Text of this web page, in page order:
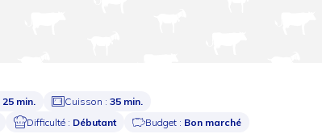
25 min. Cuisson : 35 min.
Difficulté : Débutant Budget : Bon marché